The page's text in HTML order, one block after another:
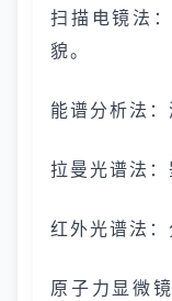
扫描电镜法
貌。
能谱分析法：
拉曼光谱法：
红外光谱法：
原子力显微